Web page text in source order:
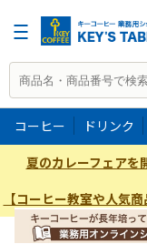
コーヒー ドリンク
夏のカレーフェアを
【コーヒー教室や人気